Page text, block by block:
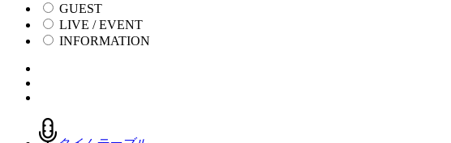
GUEST
LIVE / EVENT
INFORMATION